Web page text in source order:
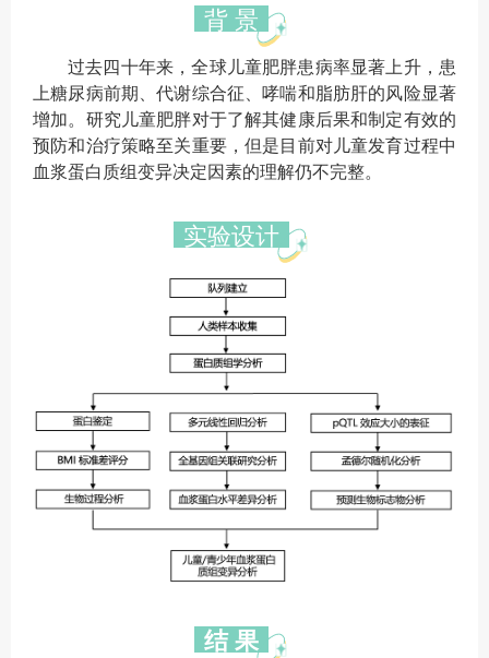
背 景
过去四十年来，全球儿童肥胖患病率显著上升，患
上糖尿病前期、代谢综合征、哮喘和脂肪肝的风险显著
增加。研究儿童肥胖对于了解其健康后果和制定有效的
预防和治疗策略至关重要，但是目前对儿童发育过程中
血浆蛋白质组变异决定因素的理解仍不完整。
实验设计
结 果